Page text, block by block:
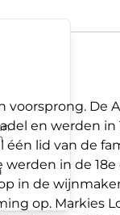
van
dit terroir kan
De perfecte
deze jaargang
lagen en
wijn die zowel
voorsprong. De
en werden in
lid van de
in de 18e
in de
op. Markies